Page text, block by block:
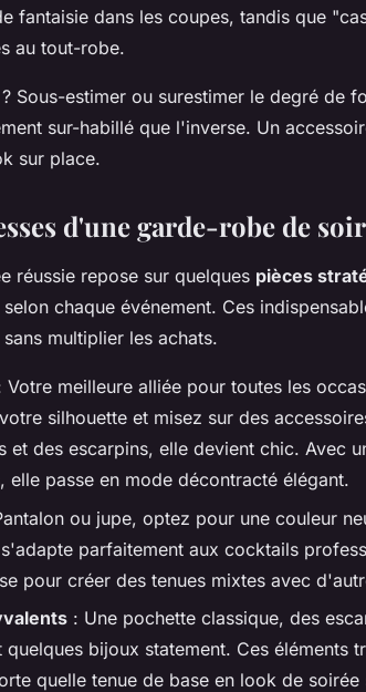
fantaisie dans les coupes, tandis que
au tout-robe.
Sous-estimer ou surestimer le degré de
sur-habillé que l'inverse. Un
sur place.
d'une garde-robe de
réussie repose sur quelques pièces
chaque événement. Ces
multiplier les achats.
Votre meilleure alliée pour toutes les
silhouette et misez sur des
et des escarpins, elle devient chic. Avec
elle passe en mode décontracté élégant.
ou jupe, optez pour une couleur
parfaitement aux cocktails
pour créer des tenues mixtes avec
: Une pochette classique, des
quelques bijoux statement. Ces éléments
quelle tenue de base en look de soirée